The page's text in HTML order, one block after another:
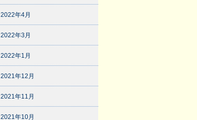
2022年4月
2022年3月
2022年1月
2021年12月
2021年11月
2021年10月